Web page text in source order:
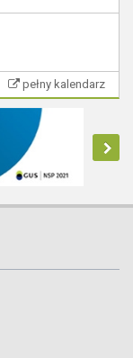
pełny kalendarz